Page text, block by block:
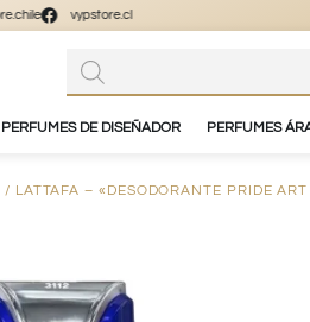
PERFUMES DE DISEÑADOR PERFUMES
/ LATTAFA – «DESODORANTE PRIDE ART